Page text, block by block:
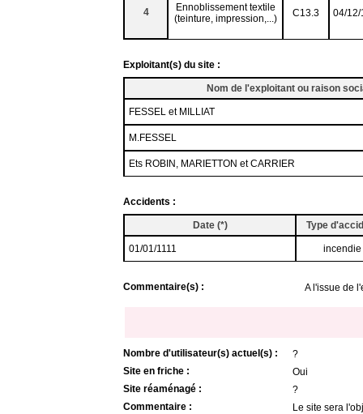
4
Ennoblissement textile
(teinture, impression,...)
C13.3 04/12/
Exploitant(s) du site :
Nom de l'exploitant ou raison
FESSEL et MILLIAT
M.FESSEL
Ets ROBIN, MARIETTON et CARRIER
Accidents :
Date(*) Type
01/01/1111 incendie
Commentaire(s) : A l'issue de
Nombre d'utilisateur(s) actuel(s) :
?
Site en friche :
Oui
Site réaménagé :
?
Commentaire :
Le site sera